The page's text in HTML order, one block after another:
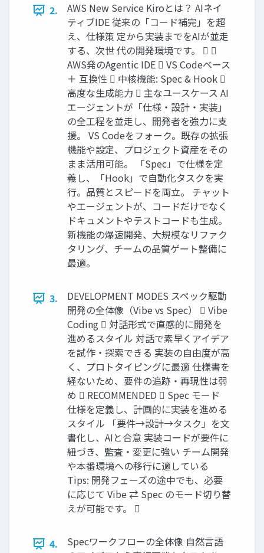
2.
AWS New Service Kiroとは？ AIネイ
ティブIDE 従来の「コード補完」を超
え、仕様策 定から実装までをAIが並走
する、次世 代の開発環境です。  
AWS発のAgentic IDE  VS Codeベース
＋ 互換性  中核機能: Spec & Hook 
高度な生成能力  主なユースケース AI
エージェントが「仕様・設計・実装」
の全工程を並走し、開発者を強力に支
援。 VS Codeをフォーク。既存の拡張
機能や設定、プロジェクト資産をその
まま活用可能。 「Spec」で仕様を定
義し、「Hook」で自動化タスクを実
行。品質とスピードを両立。 チャット
やエージェントが、コードだけでなく
ドキュメントやテストコードも生成。
新機能の爆速開発、大規模なリファク
タリング、チームの品質ゲート整備に
最適。
3.
DEVELOPMENT MODES スペック駆動
開発の全体像（Vibe vs Spec）  Vibe
Coding  対話形式で直感的に開発を
進めるスタイル 対話で素早くアイデア
を試作・探索できる 実装の自由度が高
く、プロトタイピングに最適 仕様書を
経ないため、要件の追跡・再現性は弱
め  RECOMMENDED  Spec モード
仕様を定義し、計画的に実装を進める
スタイル 「要件→設計→タスク」を文
書化し、AIと合意 実装コードが要件に
紐づき、監査・変更に強い チーム開発
や本番環境への移行に適している
Tips: 開発フェーズの途中でも、必要
に応じて Vibe ⇄ Spec のモード切り替
えが可能です。 
4.
Specワークフローの全体像 自然言語